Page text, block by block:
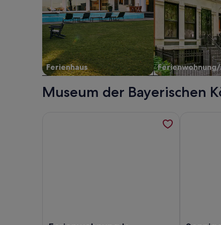
Ferienhaus
Museum der Bayerischen